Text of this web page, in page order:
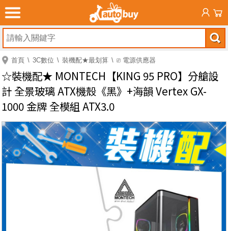
首頁 3C數位 裝機配★最划算 ⎚ 電源供應器
☆裝機配★ MONTECH【KING 95 PRO】分艙設
計 全景玻璃 ATX機殼《黑》+海韻 Vertex GX-
1000 金牌 全模組 ATX3.0